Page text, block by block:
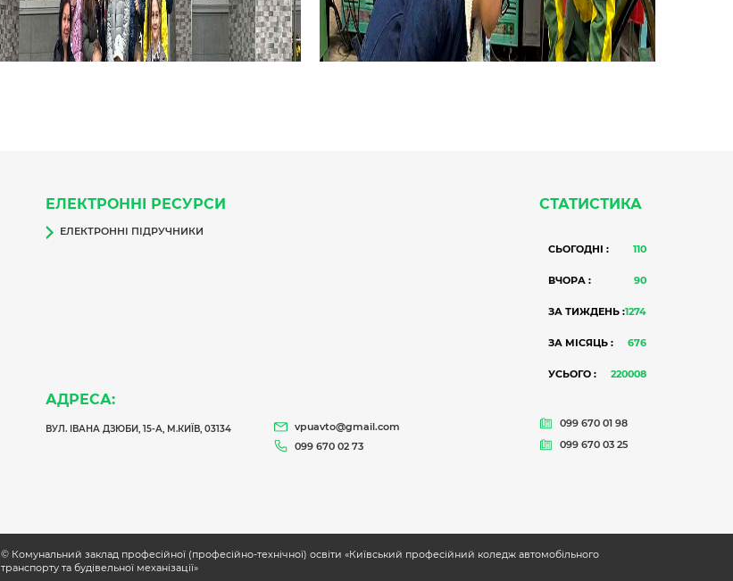
ЕЛЕКТРОННІ РЕСУРСИ
ЕЛЕКТРОННІ ПІДРУЧНИКИ
АДРЕСА:
ВУЛ. ІВАНА ДЗЮБИ, 15-А, М.КИЇВ, 03134
vpuavto@gmail.com
099 670 02 73
СТАТИСТИКА
СЬОГОДНІ : 110
ВЧОРА : 90
ЗА ТИЖДЕНЬ :1274
ЗА МІСЯЦЬ : 676
УСЬОГО : 220008
099 670 01 98
099 670 03 25
© Комунальний заклад професійної (професійно-технічної) освіти «Київський професійний коледж автомобільного
транспорту та будівельної механізації»